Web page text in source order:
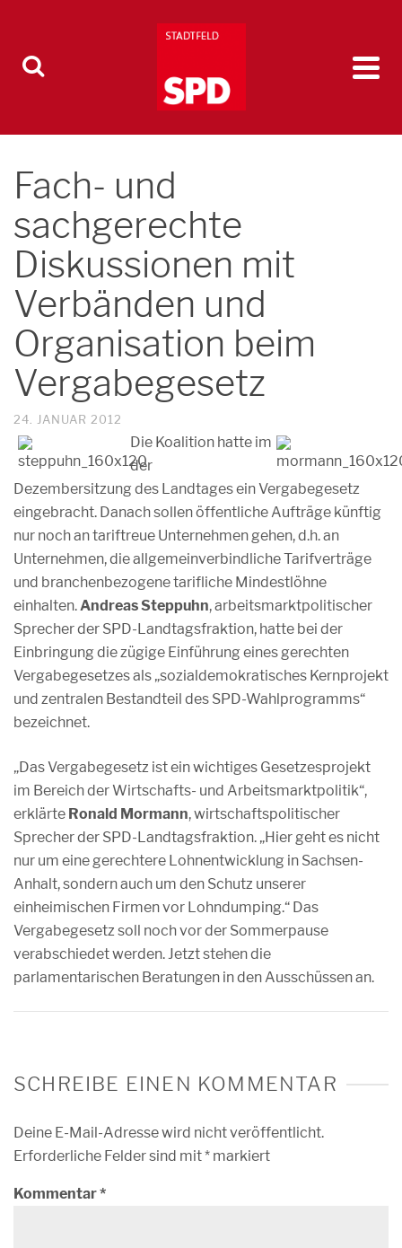
Fach- und
sachgerechte
Diskussionen mit
Verbänden und
Organisation beim
Vergabegesetz
24. JANUAR 2012
Die Koalition hatte im
der
Dezembersitzung des Landtages ein Vergabegesetz
eingebracht. Danach sollen öffentliche Aufträge künftig
nur noch an tariftreue Unternehmen gehen, d.h. an
Unternehmen, die allgemeinverbindliche Tarifverträge
und branchenbezogene tarifliche Mindestlöhne
einhalten.Andreas Steppuhn, arbeitsmarktpolitischer
Sprecher der SPD-Landtagsfraktion, hatte bei der
Einbringung die zügige Einführung eines gerechten
Vergabegesetzes als „sozialdemokratisches Kernprojekt
und zentralen Bestandteil des SPD-Wahlprogramms“
bezeichnet.
„Das Vergabegesetz ist ein wichtiges Gesetzesprojekt
im Bereich der Wirtschafts- und Arbeitsmarktpolitik“,
erklärte Ronald Mormann, wirtschaftspolitischer
Sprecher der SPD-Landtagsfraktion. „Hier geht es nicht
nur um eine gerechtere Lohnentwicklung in Sachsen-
Anhalt, sondern auch um den Schutz unserer
einheimischen Firmen vor Lohndumping.“ Das
Vergabegesetz soll noch vor der Sommerpause
verabschiedet werden. Jetzt stehen die
parlamentarischen Beratungen in den Ausschüssen an.
SCHREIBE EINEN KOMMENTAR
Deine E-Mail-Adresse wird nicht veröffentlicht.
Erforderliche Felder sind mit* markiert
Kommentar*